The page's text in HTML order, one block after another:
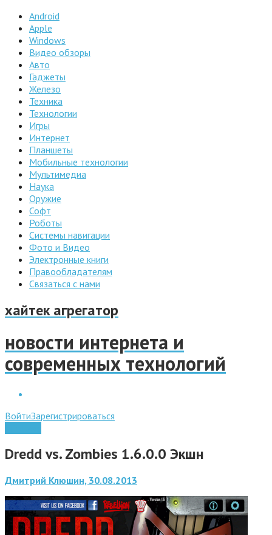
Android
Apple
Windows
Видео обзоры
Авто
Гаджеты
Железо
Техника
Технологии
Игры
Интернет
Планшеты
Мобильные технологии
Мультимедиа
Наука
Оружие
Софт
Роботы
Системы навигации
Фото и Видео
Электронные книги
Правообладателям
Связаться с нами
хайтек агрегатор
новости интернета и
современных технологий
ВойтиЗарегистрироваться
Dredd vs. Zombies 1.6.0.0 Экшн
Дмитрий Клюшин, 30.08.2013